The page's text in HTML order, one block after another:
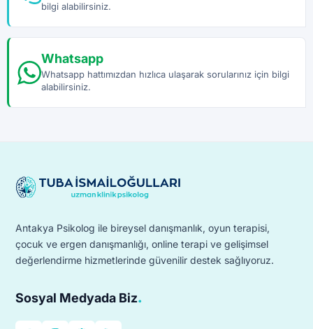
bilgi alabilirsiniz.
Whatsapp
Whatsapp hattımızdan hızlıca ulaşarak sorularınız için bilgi
alabilirsiniz.
Antakya Psikolog ile bireysel danışmanlık, oyun terapisi,
çocuk ve ergen danışmanlığı, online terapi ve gelişimsel
değerlendirme hizmetlerinde güvenilir destek sağlıyoruz.
Sosyal Medyada Biz.